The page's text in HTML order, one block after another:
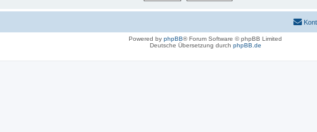
Powered by phpBB® Forum Software © phpBB Limited
Deutsche Übersetzung durch phpBB.de